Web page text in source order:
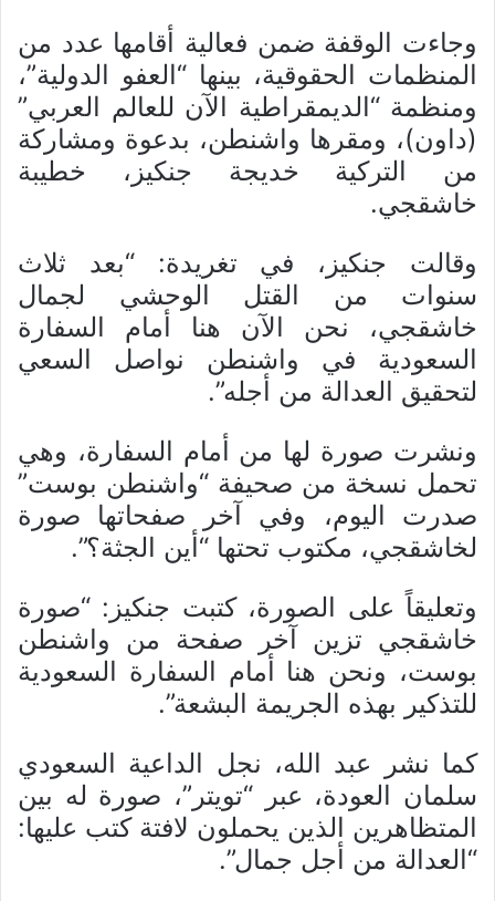
وجاءت الوقفة ضمن فعالية أقامها عدد من
المنظمات الحقوقية، بينها “العفو الدولية”،
ومنظمة “الديمقراطية الآن للعالم العربي”
(داون)، ومقرها واشنطن، بدعوة ومشاركة
من التركية خديجة جنكيز، خطيبة
خاشقجي.
وقالت جنكيز، في تغريدة: “بعد ثلاث
سنوات من القتل الوحشي لجمال
خاشقجي، نحن الآن هنا أمام السفارة
السعودية في واشنطن نواصل السعي
لتحقيق العدالة من أجله”.
ونشرت صورة لها من أمام السفارة، وهي
تحمل نسخة من صحيفة “واشنطن بوست”
صدرت اليوم، وفي آخر صفحاتها صورة
لخاشقجي، مكتوب تحتها “أين الجثة؟”.
وتعليقاً على الصورة، كتبت جنكيز: “صورة
خاشقجي تزين آخر صفحة من واشنطن
بوست، ونحن هنا أمام السفارة السعودية
للتذكير بهذه الجريمة البشعة”.
كما نشر عبد الله، نجل الداعية السعودي
سلمان العودة، عبر “تويتر”، صورة له بين
المتظاهرين الذين يحملون لافتة كتب عليها:
“العدالة من أجل جمال”.